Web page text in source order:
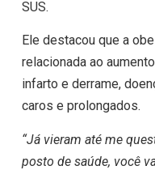
SUS.
Ele destacou que a
relacionada ao
infarto e derrame,
caros e prolongados.
“Já vieram até me
posto de saúde, você